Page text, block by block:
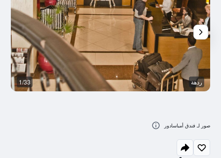
ردهة 1/33
صور لـ فندق أمباسادور